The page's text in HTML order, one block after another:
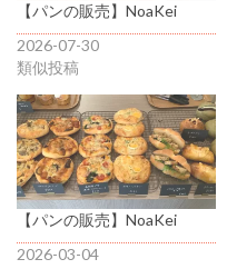
【パンの販売】NoaKei
2026-07-30
類似投稿
【パンの販売】NoaKei
2026-03-04